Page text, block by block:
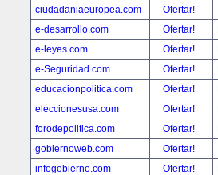
ciudadaniaeuropea.com
Ofertar!
e-desarrollo.com
Ofertar!
e-leyes.com
Ofertar!
e-Seguridad.com
Ofertar!
educacionpolitica.com
Ofertar!
eleccionesusa.com
Ofertar!
forodepolitica.com
Ofertar!
gobiernoweb.com
Ofertar!
infogobierno.com
Ofertar!